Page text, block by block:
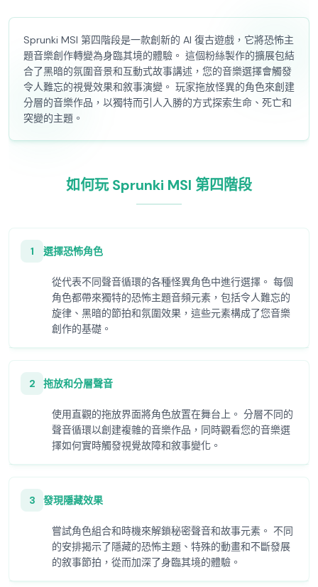
Sprunki MSI 第四階段是一款創新的 AI 復古遊戲，它將恐怖主
題音樂創作轉變為身臨其境的體驗。 這個粉絲製作的擴展包結
合了黑暗的氛圍音景和互動式故事講述，您的音樂選擇會觸發
令人難忘的視覺效果和敘事演變。 玩家拖放怪異的角色來創建
分層的音樂作品，以獨特而引人入勝的方式探索生命、死亡和
突變的主題。
如何玩 Sprunki MSI 第四階段
1 選擇恐怖角色
從代表不同聲音循環的各種怪異角色中進行選擇。 每個
角色都帶來獨特的恐怖主題音頻元素，包括令人難忘的
旋律、黑暗的節拍和氛圍效果，這些元素構成了您音樂
創作的基礎。
2 拖放和分層聲音
使用直觀的拖放界面將角色放置在舞台上。 分層不同的
聲音循環以創建複雜的音樂作品，同時觀看您的音樂選
擇如何實時觸發視覺故障和敘事變化。
3 發現隱藏效果
嘗試角色組合和時機來解鎖秘密聲音和故事元素。 不同
的安排揭示了隱藏的恐怖主題、特殊的動畫和不斷發展
的敘事節拍，從而加深了身臨其境的體驗。